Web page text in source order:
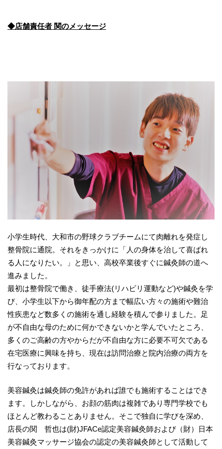
◆店舗責任者 関のメッセージ
小学生時代、大和市の野球クラブチームにて肉離れを発症し
整骨院に通院。それをきっかけに「人の身体を治して喜ばれ
る人になりたい。」と思い、高校卒業後すぐに鍼灸師の道へ
進みました。
最初は整骨院で働き、徒手療法(リハビリ運動など)や鍼灸を学
び、小学生以下から御年配の方まで幅広い方々の施術や難治
性疾患など数多くの施術を通し経験を積んで参りました。足
が不自由な母のために何かできないかと学んでいたところ、
多くのご高齢の方やからだが不自由な方に必要不可欠である
在宅医療に興味を持ち、現在は訪問治療と院内治療の両方を
行なっております。
美容鍼灸は鍼灸師の免許があれば誰でも施術することはでき
ます。しかしながら、お顔の筋肉は複雑であり専門学校でも
ほとんど教わることありません。そこで独自に学びを深め、
店長の関 哲也は(財)JFACe認定美容鍼灸師および（財）日本
美容鍼灸マッサージ協会の認定の美容鍼灸師として活動して